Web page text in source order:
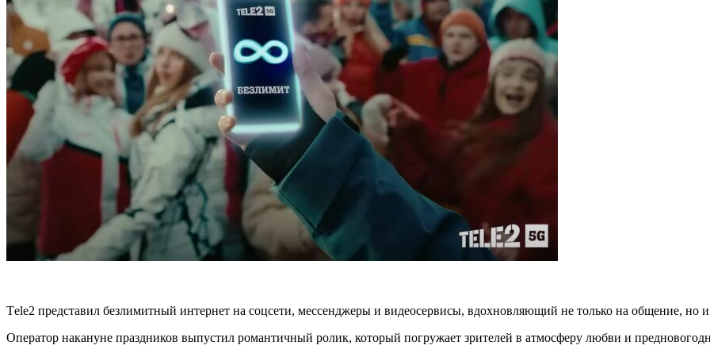
Тele2 представил безлимитный интернет на соцсети, мессенджеры и видеосервисы, вдохновляющий не только на общение, но
Оператор накануне праздников выпустил романтичный ролик, который погружает зрителей в атмосферу любви и